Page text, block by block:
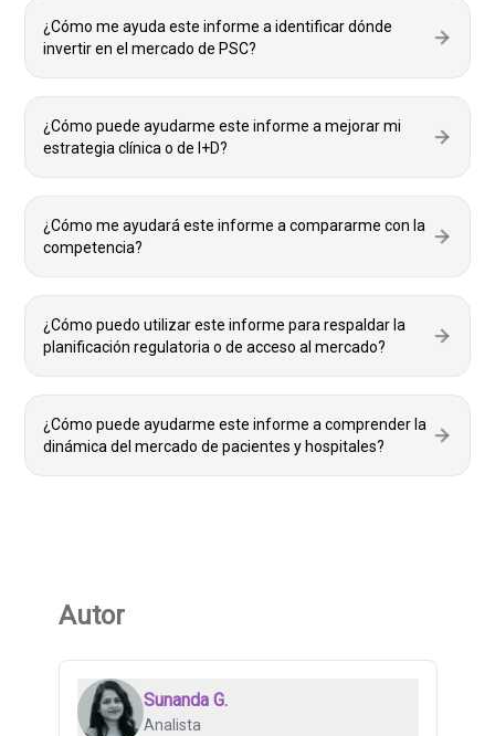
¿Cómo me ayuda este informe a identificar dónde
invertir en el mercado de PSC?
¿Cómo puede ayudarme este informe a mejorar mi
estrategia clínica o de I+D?
¿Cómo me ayudará este informe a compararme con la
competencia?
¿Cómo puedo utilizar este informe para respaldar la
planificación regulatoria o de acceso al mercado?
¿Cómo puede ayudarme este informe a comprender la
dinámica del mercado de pacientes y hospitales?
Autor
Sunanda G.
Analista